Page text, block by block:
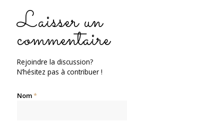
Laisser un
commentaire
Rejoindre la discussion?
N’hésitez pas à contribuer !
Nom*